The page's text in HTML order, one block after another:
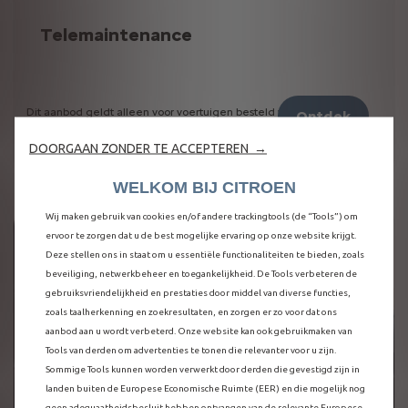
Telemaintenance
Dit aanbod geldt alleen voor voertuigen besteld vóór 1 juli 2023
Ontdek
DOORGAAN ZONDER TE ACCEPTEREN →
WELKOM BIJ CITROEN
Wij maken gebruik van cookies en/of andere trackingtools (de “Tools”) om
ervoor te zorgen dat u de best mogelijke ervaring op onze website krijgt.
Deze stellen ons in staat om u essentiële functionaliteiten te bieden, zoals
beveiliging, netwerkbeheer en toegankelijkheid. De Tools verbeteren de
gebruiksvriendelijkheid en prestaties door middel van diverse functies,
zoals taalherkenning en zoekresultaten, en zorgen er zo voor dat ons
aanbod aan u wordt verbeterd. Onze website kan ook gebruikmaken van
Tools van derden om advertenties te tonen die relevanter voor u zijn.
Sommige Tools kunnen worden verwerkt door derden die gevestigd zijn in
landen buiten de Europese Economische Ruimte (EER) en die mogelijk nog